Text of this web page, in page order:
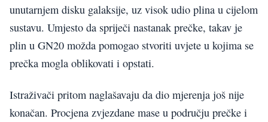
unutarnjem disku galaksije, uz visok udio plina u cijelom
sustavu. Umjesto da spriječi nastanak prečke, takav je
plin u GN20 možda pomogao stvoriti uvjete u kojima se
prečka mogla oblikovati i opstati.
Istraživači pritom naglašavaju da dio mjerenja još nije
konačan. Procjena zvjezdane mase u području prečke i